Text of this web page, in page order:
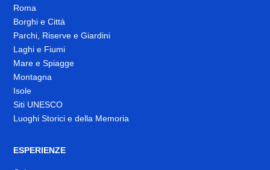
Roma
Borghi e Città
Parchi, Riserve e Giardini
Laghi e Fiumi
Mare e Spiagge
Montagna
Isole
Siti UNESCO
Luoghi Storici e della Memoria
ESPERIENZE